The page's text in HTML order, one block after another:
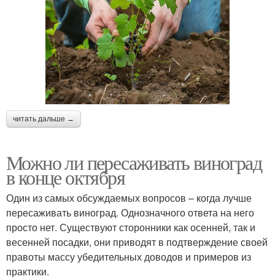
читать дальше →
Можно ли пересаживать виноград
в конце октября
Один из самых обсуждаемых вопросов – когда лучше
пересаживать виноград. Однозначного ответа на него
просто нет. Существуют сторонники как осенней, так и
весенней посадки, они приводят в подтверждение своей
правоты массу убедительных доводов и примеров из
практики.